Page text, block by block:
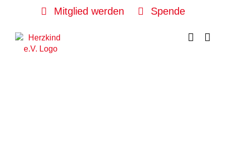
Mitglied werden Spende